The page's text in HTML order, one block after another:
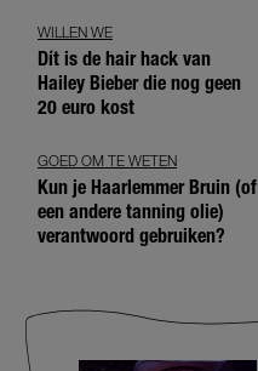
WILLEN WE
Dít is de hair hack van
Hailey Bieber die nog geen
20 euro kost
GOED OM TE WETEN
Kun je Haarlemmer Bruin (of
een andere tanning olie)
verantwoord gebruiken?